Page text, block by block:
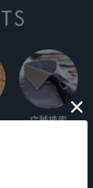
店舗検索